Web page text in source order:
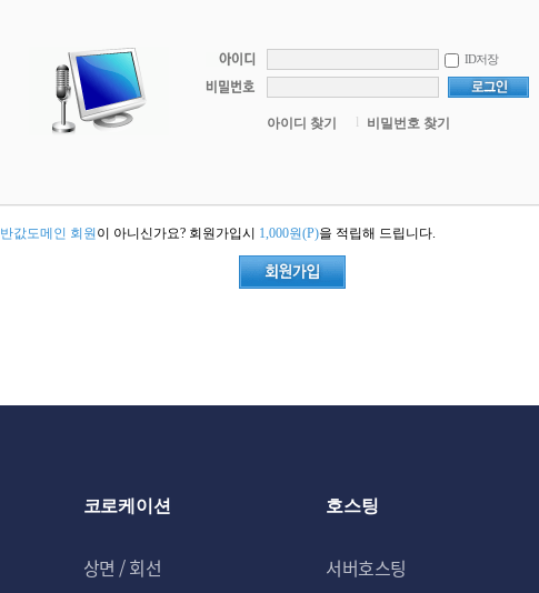
ID저장
아이디 찾기 비밀번호 찾기
반값도메인 회원 이 아니신가요? 회원가입시 1,000원(P)을 적립해 드립니다.
코로케이션
상면 / 회선
호스팅
서버호스팅